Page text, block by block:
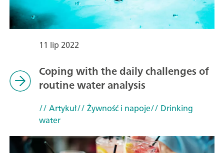
11 lip 2022
Coping with the daily challenges of
routine water analysis
// Artykuł// Żywność i napoje// Drinking
water